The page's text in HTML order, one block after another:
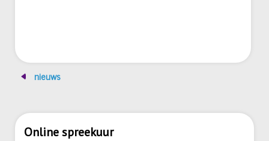
nieuws
Online spreekuur